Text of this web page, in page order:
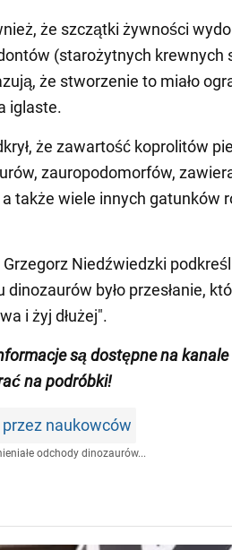
że szczątki żywności
(starożytnych krewnych
że stworzenie to miało
iglaste.
że zawartość koprolitów
zauropodomorfów,
także wiele innych gatunków
Niedźwiedzki
było przesłanie,
i żyj dłużej".
są dostępne nakanale
na podróbki!
naukowców
odchody dinozaurów...